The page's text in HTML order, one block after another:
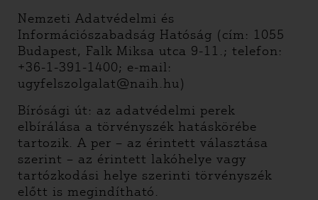
Nemzeti Adatvédelmi és
Információszabadság Hatóság (cím: 1055
Budapest, Falk Miksa utca 9-11.; telefon:
+36-1-391-1400; e-mail:
ugyfelszolgalat@naih.hu)
Bírósági út: az adatvédelmi perek
elbírálása a törvényszék hatáskörébe
tartozik. A per – az érintett választása
szerint – az érintett lakóhelye vagy
tartózkodási helye szerinti törvényszék
előtt is megindítható.